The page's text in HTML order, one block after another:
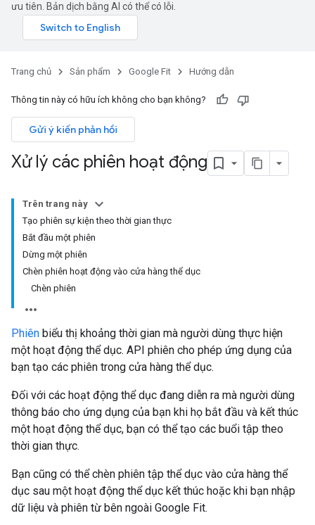
ưu tiên. Bản dịch bằng AI có thể có lỗi.
Trang chủ Sản phẩm Google Fit Hướng dẫn
Thông tin này có hữu ích không cho bạn không?
Gửi ý kiến phản hồi
Xử lý các phiên hoạt động
Trên trang này
Tạo phiên sự kiện theo thời gian thực
Bắt đầu một phiên
Dừng một phiên
Chèn phiên hoạt động vào cửa hàng thể dục
Chèn phiên
Phiên biểu thị khoảng thời gian mà người dùng thực hiện
một hoạt động thể dục. API phiên cho phép ứng dụng của
bạn tạo các phiên trong cửa hàng thể dục.
Đối với các hoạt động thể dục đang diễn ra mà người dùng
thông báo cho ứng dụng của bạn khi họ bắt đầu và kết thúc
một hoạt động thể dục, bạn có thể tạo các buổi tập theo
thời gian thực.
Bạn cũng có thể chèn phiên tập thể dục vào cửa hàng thể
dục sau một hoạt động thể dục kết thúc hoặc khi bạn nhập
dữ liệu và phiên từ bên ngoài Google Fit.